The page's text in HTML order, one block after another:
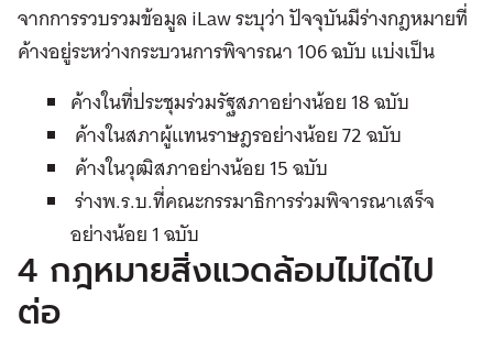
จากการรวบรวมข้อมูล iLaw ระบุว่า ปัจจุบันมีร่างกฎหมายที่
ค้างอยู่ระหว่างกระบวนการพิจารณา 106 ฉบับ แบ่งเป็น
ค้างในที่ประชุมร่วมรัฐสภาอย่างน้อย 18 ฉบับ
ค้างในสภาผู้แทนราษฎรอย่างน้อย 72 ฉบับ
ค้างในวุฒิสภาอย่างน้อย 15 ฉบับ
ร่างพ.ร.บ.ที่คณะกรรมาธิการร่วมพิจารณาเสร็จ
อย่างน้อย 1 ฉบับ
4 กฎหมายสิ่งแวดล้อมไม่ได่ไป
ต่อ